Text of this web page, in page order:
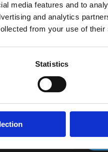
media features and to
and analytics
from your use of
Statistics